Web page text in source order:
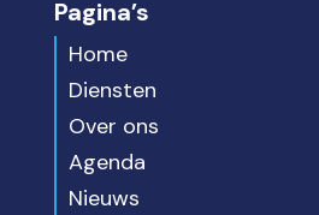
Pagina’s
Home
Diensten
Over ons
Agenda
Nieuws